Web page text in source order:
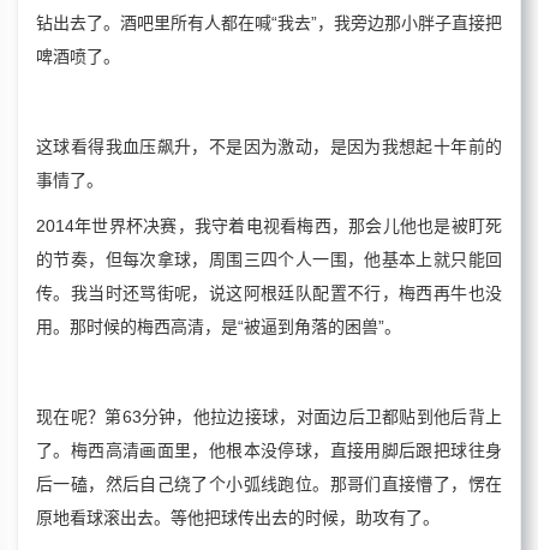
钻出去了。酒吧里所有人都在喊“我去”，我旁边那小胖子直接把
啤酒喷了。
这球看得我血压飙升，不是因为激动，是因为我想起十年前的
事情了。
2014年世界杯决赛，我守着电视看梅西，那会儿他也是被盯死
的节奏，但每次拿球，周围三四个人一围，他基本上就只能回
传。我当时还骂街呢，说这阿根廷队配置不行，梅西再牛也没
用。那时候的梅西高清，是“被逼到角落的困兽”。
现在呢？第63分钟，他拉边接球，对面边后卫都贴到他后背上
了。梅西高清画面里，他根本没停球，直接用脚后跟把球往身
后一磕，然后自己绕了个小弧线跑位。那哥们直接懵了，愣在
原地看球滚出去。等他把球传出去的时候，助攻有了。